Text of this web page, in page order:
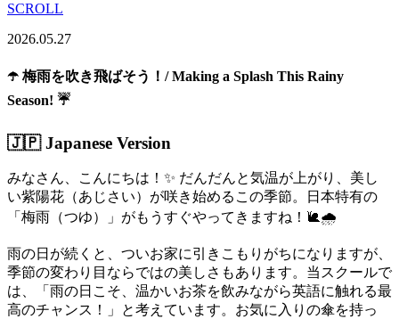
SCROLL
2026.05.27
☂️ 梅雨を吹き飛ばそう！/ Making a Splash This Rainy
Season! ☔
🇯🇵 Japanese Version
みなさん、こんにちは！✨ だんだんと気温が上がり、美し
い紫陽花（あじさい）が咲き始めるこの季節。日本特有の
「梅雨（つゆ）」がもうすぐやってきますね！🐌🌧️
雨の日が続くと、ついお家に引きこもりがちになりますが、
季節の変わり目ならではの美しさもあります。当スクールで
は、「雨の日こそ、温かいお茶を飲みながら英語に触れる最
高のチャンス！」と考えています。お気に入りの傘を持っ